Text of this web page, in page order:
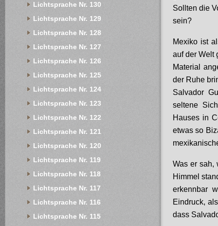
Sollten die
sein?
Mexiko ist
auf der Welt
Material
der Ruhe
Salvador
seltene
Hauses in
etwas so
Was er sah,
Himmel
erkennbar
Eindruck,
dass
Lichtsprache Nr. 130
Lichtsprache Nr. 129
Lichtsprache Nr. 128
Lichtsprache Nr. 127
Lichtsprache Nr. 126
Lichtsprache Nr. 125
Lichtsprache Nr. 124
Lichtsprache Nr. 123
Lichtsprache Nr. 122
Lichtsprache Nr. 121
Lichtsprache Nr. 120
Lichtsprache Nr. 119
Lichtsprache Nr. 118
Lichtsprache Nr. 117
Lichtsprache Nr. 116
Lichtsprache Nr. 115